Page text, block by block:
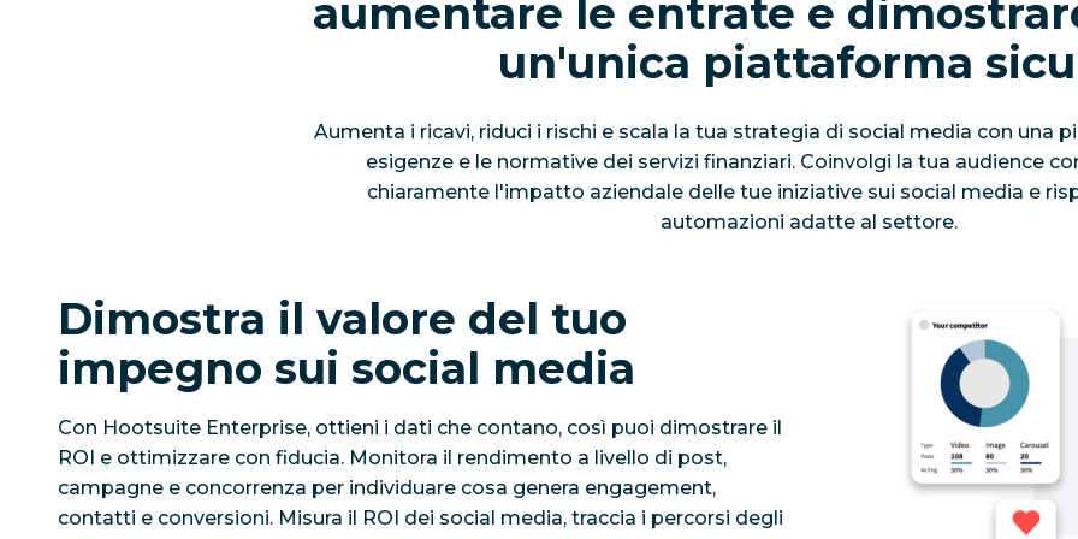
aumentare le entrate e
un'unica piattaforma
Aumenta i ricavi, riduci i rischi e scala la tua strategia di social media con una
esigenze e le normative dei servizi finanziari. Coinvolgi la tua audience
chiaramente l'impatto aziendale delle tue iniziative sui social media e
automazioni adatte al settore.
Dimostra il valore del tuo
impegno sui social media
Con Hootsuite Enterprise, ottieni i dati che contano, così puoi dimostrare il
ROI e ottimizzare con fiducia. Monitora il rendimento a livello di post,
campagne e concorrenza per individuare cosa genera engagement,
contatti e conversioni. Misura il ROI dei social media, traccia i percorsi degli